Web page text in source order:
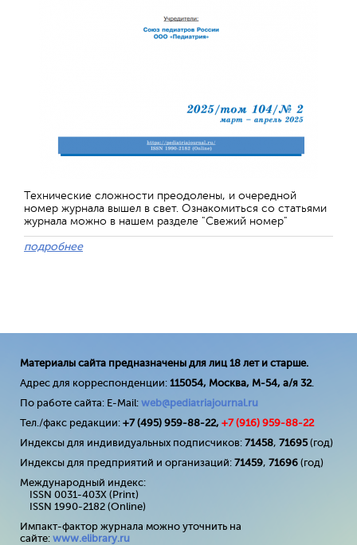
Технические сложности преодолены, и очередной
номер журнала вышел в свет. Ознакомиться со статьями
журнала можно в нашем разделе "Свежий номер"
подробнее
Материалы сайта предназначены для лиц 18 лет и старше.
Адрес для корреспонденции: 115054, Москва, М-54, а/я 32.
По работе сайта: E-Mail: web@pediatriajournal.ru
Тел./факс редакции: +7 (495) 959-88-22, +7 (916) 959-88-22
Индексы для индивидуальных подписчиков: 71458, 71695(год)
Индексы для предприятий и организаций: 71459, 71696 (год)
Международный индекс:
ISSN 0031-403X (Print)
ISSN 1990-2182 (Online)
Импакт-фактор журнала можно уточнить на
сайте: www.elibrary.ru